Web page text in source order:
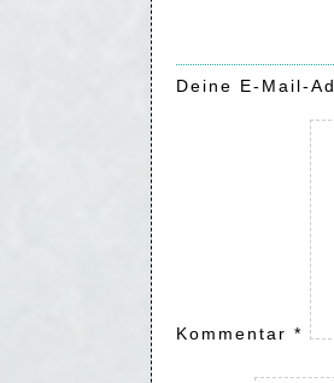
Deine E-Mail-
Kommentar *